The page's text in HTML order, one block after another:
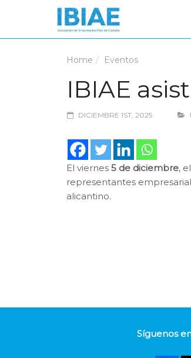
Home Eventos
IBIAE
DICIEMBRE 1ST, 2025
El viernes 5 de diciembre,
representantes
alicantino.
Síguenos